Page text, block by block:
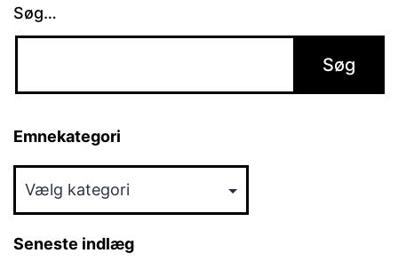
Søg…
Emnekategori
Seneste indlæg